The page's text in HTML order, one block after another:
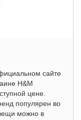
сайте
H&M
цене.
популярен во
можно в